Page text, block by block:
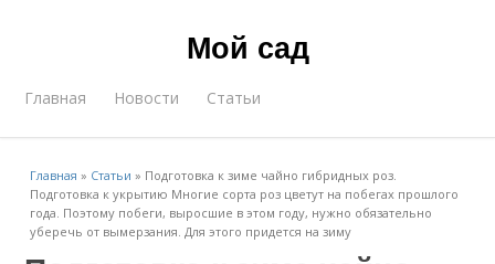
Мой сад
Главная Новости Статьи
Главная » Статьи » Подготовка к зиме чайно гибридных роз.
Подготовка к укрытию Многие сорта роз цветут на побегах прошлого
года. Поэтому побеги, выросшие в этом году, нужно обязательно
уберечь от вымерзания. Для этого придется на зиму